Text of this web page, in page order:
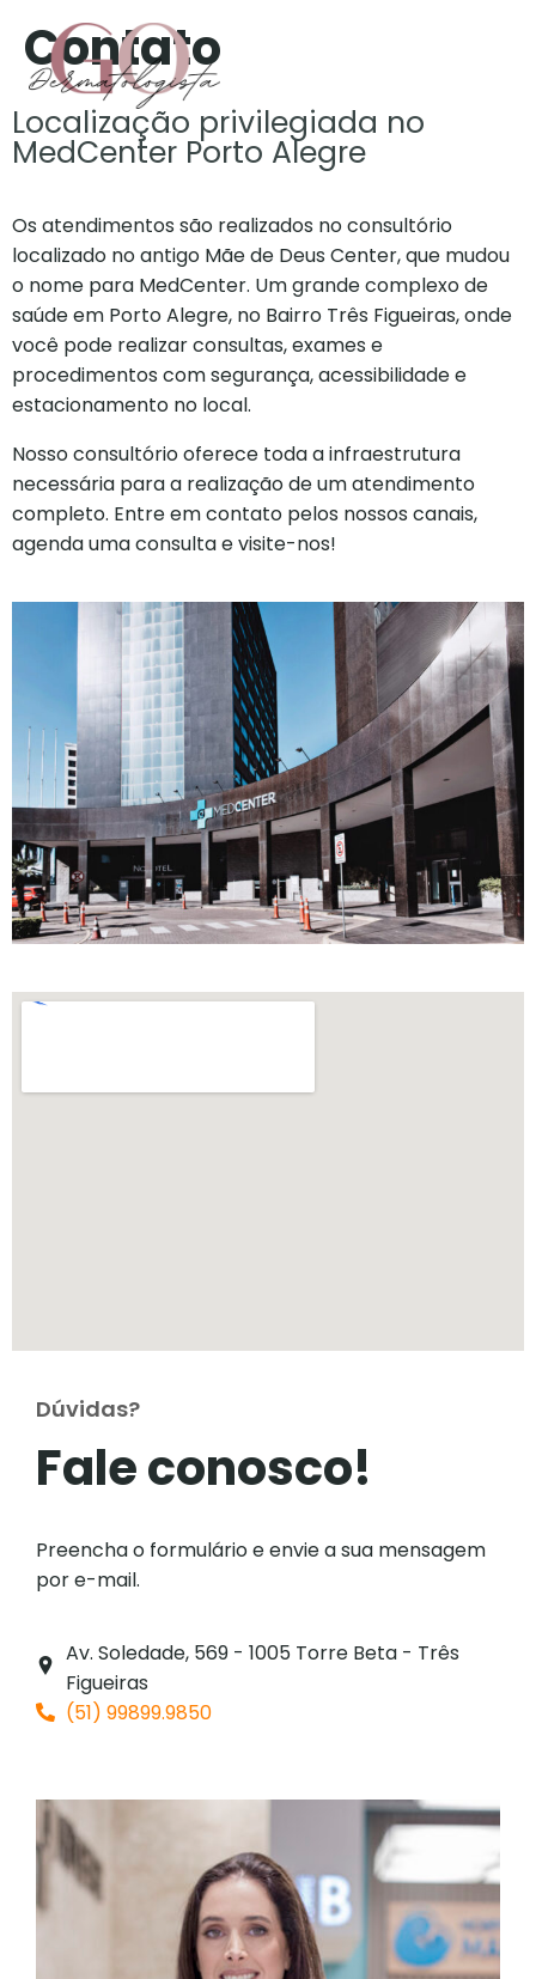
Contato
Localização privilegiada no
MedCenter Porto Alegre
Os atendimentos são realizados no consultório
localizado no antigo Mãe de Deus Center, que mudou
o nome para MedCenter. Um grande complexo de
saúde em Porto Alegre, no Bairro Três Figueiras, onde
você pode realizar consultas, exames e
procedimentos com segurança, acessibilidade e
estacionamento no local.
Nosso consultório oferece toda a infraestrutura
necessária para a realização de um atendimento
completo. Entre em contato pelos nossos canais,
agenda uma consulta e visite-nos!
Dúvidas?
Fale conosco!
Preencha o formulário e envie a sua mensagem
por e-mail.
Av. Soledade, 569 - 1005 Torre Beta - Três
Figueiras
(51) 99899.9850